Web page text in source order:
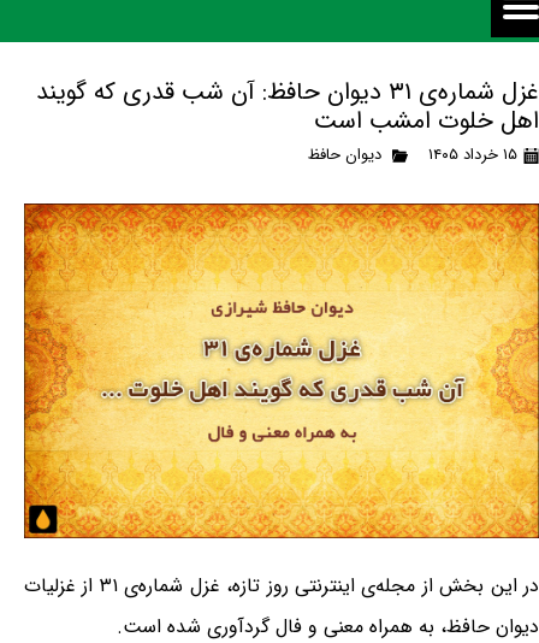
غزل شماره‌ی ۳۱ دیوان حافظ: آن شب قدری که گویند
اهل خلوت امشب است
۱۵ خرداد ۱۴۰۵ دیوان حافظ
در این بخش از مجله‌ی اینترنتی روز تازه، غزل شماره‌ی ۳۱ از غزلیات
دیوان حافظ، به همراه معنی و فال گردآوری شده است.